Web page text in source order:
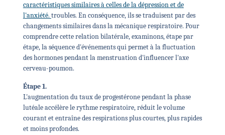
caractéristiques similaires à celles de la dépression et de
l'anxiété. troubles. En conséquence, ils se traduisent par des
changements similaires dans la mécanique respiratoire. Pour
comprendre cette relation bilatérale, examinons, étape par
étape, la séquence d'événements qui permet à la fluctuation
des hormones pendant la menstruation d'influencer l'axe
cerveau-poumon.
Étape 1.
L'augmentation du taux de progestérone pendant la phase
lutéale accélère le rythme respiratoire, réduit le volume
courant et entraîne des respirations plus courtes, plus rapides
et moins profondes.